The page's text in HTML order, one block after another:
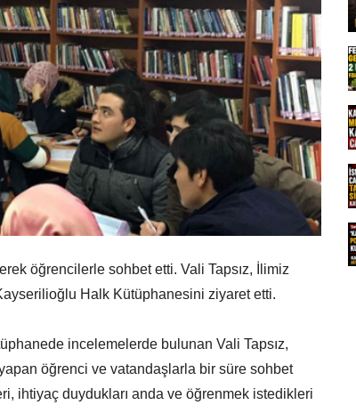
öğrencilerle sohbet etti. Vali Tapsız, İlimiz
Halk Kütüphanesini ziyaret etti.
incelemelerde bulunan Vali Tapsız,
öğrenci ve vatandaşlarla bir süre sohbet
ihtiyaç duydukları anda ve öğrenmek istedikleri